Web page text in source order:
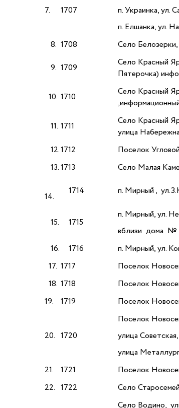
7. 1707
п. Украинка, ул.
п. Елшанка, ул.
8. 1708
Село
9. 1709 Село Красный
Пятерочка)
10. 1710 Село Красный
11. 1711 Село Красный
улица
12.1712
Поселок
13.1713 Село Малая
14.
1714 п. Мирный ,
15. 1715
п. Мирный, ул.
вблизи дома №
16.
1716
п. Мирный, ул.
17. 1717
Поселок
18. 1718
Поселок
19.
1719 Поселок
20. 1720
Поселок
улица
улица
21.
1721
Поселок
22. 1722 Село
Село Водино,